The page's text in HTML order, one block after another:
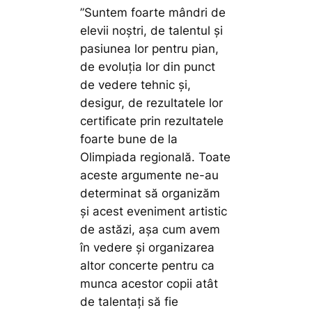
”Suntem foarte mândri de
elevii noștri, de talentul și
pasiunea lor pentru pian,
de evoluția lor din punct
de vedere tehnic și,
desigur, de rezultatele lor
certificate prin rezultatele
foarte bune de la
Olimpiada regională. Toate
aceste argumente ne-au
determinat să organizăm
și acest eveniment artistic
de astăzi, așa cum avem
în vedere și organizarea
altor concerte pentru ca
munca acestor copii atât
de talentați să fie